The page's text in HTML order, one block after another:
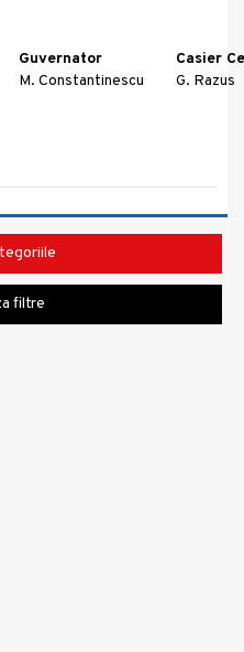
Guvernator
Casier
M. Constantinescu G. Razus
filtre